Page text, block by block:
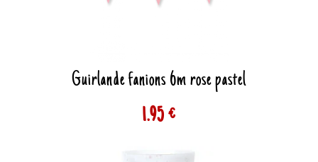
Guirlande fanions 6m rose pastel
1.95 €